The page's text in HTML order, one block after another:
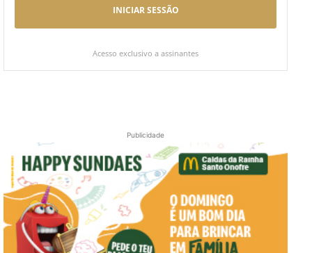
INICIAR SESSÃO
Acesso exclusivo a assinantes
Publicidade